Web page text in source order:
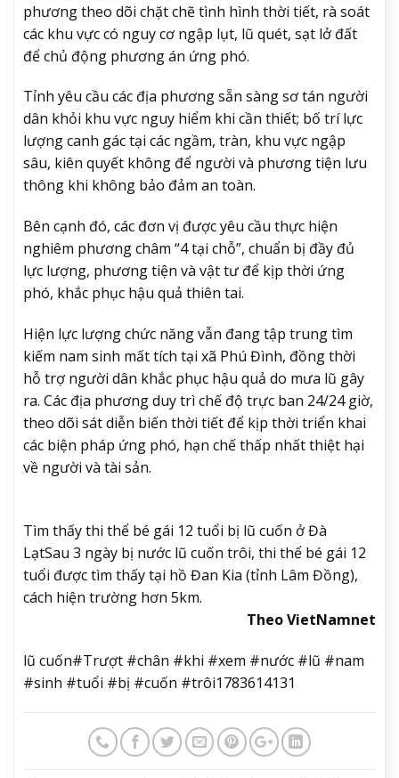
phương theo dõi chặt chẽ tình hình thời tiết, rà soát
các khu vực có nguy cơ ngập lụt, lũ quét, sạt lở đất
để chủ động phương án ứng phó.
Tỉnh yêu cầu các địa phương sẵn sàng sơ tán người
dân khỏi khu vực nguy hiểm khi cần thiết; bố trí lực
lượng canh gác tại các ngầm, tràn, khu vực ngập
sâu, kiên quyết không để người và phương tiện lưu
thông khi không bảo đảm an toàn.
Bên cạnh đó, các đơn vị được yêu cầu thực hiện
nghiêm phương châm “4 tại chỗ”, chuẩn bị đầy đủ
lực lượng, phương tiện và vật tư để kịp thời ứng
phó, khắc phục hậu quả thiên tai.
Hiện lực lượng chức năng vẫn đang tập trung tìm
kiếm nam sinh mất tích tại xã Phú Đình, đồng thời
hỗ trợ người dân khắc phục hậu quả do mưa lũ gây
ra. Các địa phương duy trì chế độ trực ban 24/24 giờ,
theo dõi sát diễn biến thời tiết để kịp thời triển khai
các biện pháp ứng phó, hạn chế thấp nhất thiệt hại
về người và tài sản.
Tìm thấy thi thể bé gái 12 tuổi bị lũ cuốn ở Đà
LạtSau 3 ngày bị nước lũ cuốn trôi, thi thể bé gái 12
tuổi được tìm thấy tại hồ Đan Kia (tỉnh Lâm Đồng),
cách hiện trường hơn 5km.
Theo VietNamnet
lũ cuốn#Trượt #chân #khi #xem #nước #lũ #nam
#sinh #tuổi #bị #cuốn #trôi1783614131